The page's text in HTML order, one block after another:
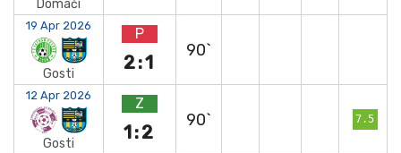
Domači
19 Apr 2026
Gosti
P
2:1
90`
12 Apr 2026
Gosti
Z
1:2
90` 7.5